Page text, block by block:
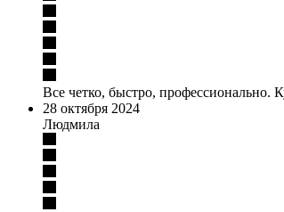
Все четко, быстро,
28 октября 2024
Людмила